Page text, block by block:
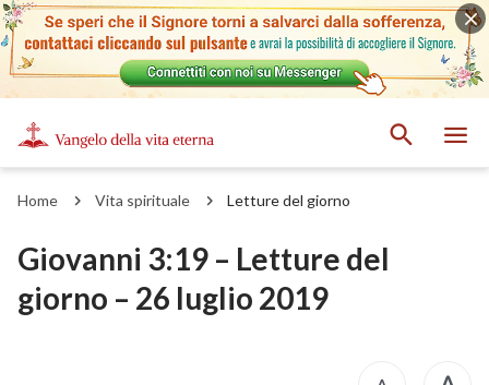
Home Vita spirituale Letture del giorno
Giovanni 3:19 – Letture del
giorno – 26 luglio 2019